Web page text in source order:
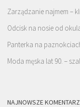
Zarządzanie najmem –
Odcisk na nosie od
Panterka na
Moda męska lat 90. –
NAJNOWSZE